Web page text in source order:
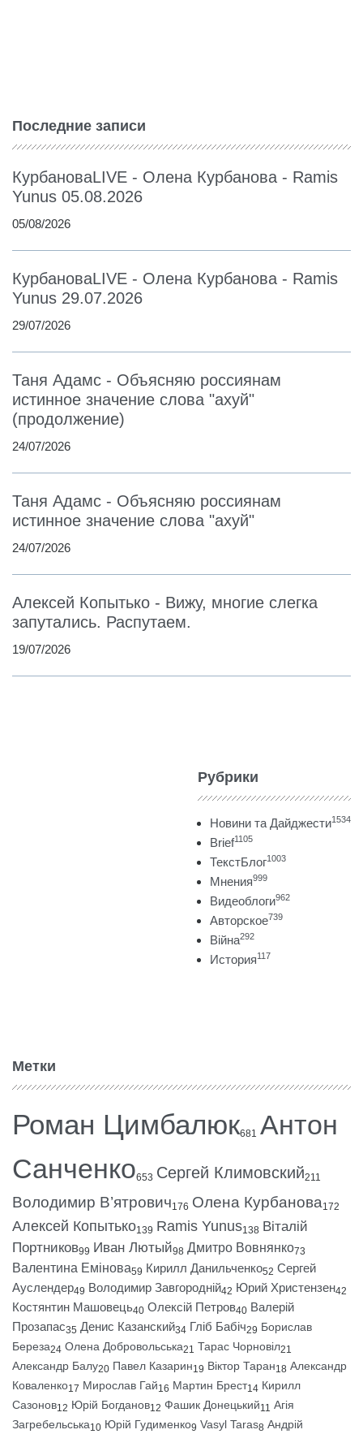
Последние записи
КурбановаLIVE - Олена Курбанова - Ramis
Yunus 05.08.2026
05/08/2026
КурбановаLIVE - Олена Курбанова - Ramis
Yunus 29.07.2026
29/07/2026
Таня Адамс - Объясняю россиянам
истинное значение слова "ахуй"
(продолжение)
24/07/2026
Таня Адамс - Объясняю россиянам
истинное значение слова "ахуй"
24/07/2026
Алексей Копытько - Вижу, многие слегка
запутались. Распутаем.
19/07/2026
Рубрики
Новини та Дайджести1534
Brief1105
ТекстБлог1003
Мнения999
Видеоблоги962
Авторское739
Війна292
История117
Метки
Роман Цимбалюк681 Антон
Санченко653 Сергей Климовский211
Володимир В’ятрович176 Олена Курбанова172
Алексей Копытько139 Ramis Yunus138 Віталій
Портников99 Иван Лютый98 Дмитро Вовнянко73
Валентина Емінова59 Кирилл Данильченко52 Сергей
Ауслендер49 Володимир Завгородній42 Юрий Христензен42
Костянтин Машовець40 Олексій Петров40 Валерій
Прозапас35 Денис Казанский34 Гліб Бабіч29 Борислав
Береза24 Олена Добровольська21 Тарас Чорновіл21
Александр Балу20 Павел Казарин19 Віктор Таран18 Александр
Коваленко17 Мирослав Гай16 Мартин Брест14 Кирилл
Сазонов12 Юрій Богданов12 Фашик Донецький11 Агія
Загребельська10 Юрій Гудименко9 Vasyl Taras8 Андрій